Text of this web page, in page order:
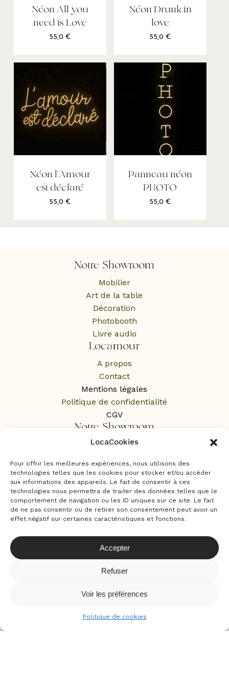
LocaCookies
Pour offrir les meilleures expériences, nous utilisons des
technologies telles que les cookies pour stocker et/ou accéder
aux informations des appareils. Le fait de consentir à ces
technologies nous permettra de traiter des données telles que le
comportement de navigation ou les ID uniques sur ce site. Le fait
de ne pas consentir ou de retirer son consentement peut avoir un
effet négatif sur certaines caractéristiques et fonctions.
Accepter
Refuser
Voir les préférences
Politique de cookies
Néon All you
need is Love
55,0 €
Néon Drunk in
love
55,0 €
Néon l’Amour
est déclaré
55,0 €
Panneau néon
PHOTO
55,0 €
Notre Showroom
Mobilier
Art de la table
Décoration
Photobooth
Livre audio
Locamour
A propos
Contact
Mentions légales
Politique de confidentialité
CGV
Notre Showroom
1 Rue des Rochers,
Sur RDV uniquement
Agence Neamera
Contact : contact@locamour.com 06 20 53 43 87